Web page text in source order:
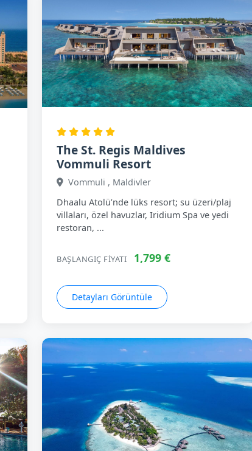
The St. Regis Maldives
Vommuli Resort
Vommuli , Maldivler
Dhaalu Atolü’nde lüks resort; su üzeri/plaj
villaları, özel havuzlar, Iridium Spa ve yedi
restoran, ...
BAŞLANGIÇ FIYATI 1,799 €
Detayları Görüntüle